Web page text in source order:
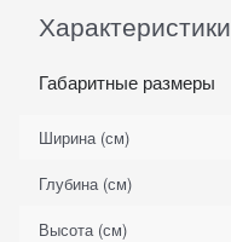
Характеристики
Габаритные размеры
Ширина (см)
Глубина (см)
Высота (см)